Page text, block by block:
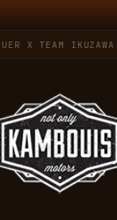
X TEAM IKUZAWA